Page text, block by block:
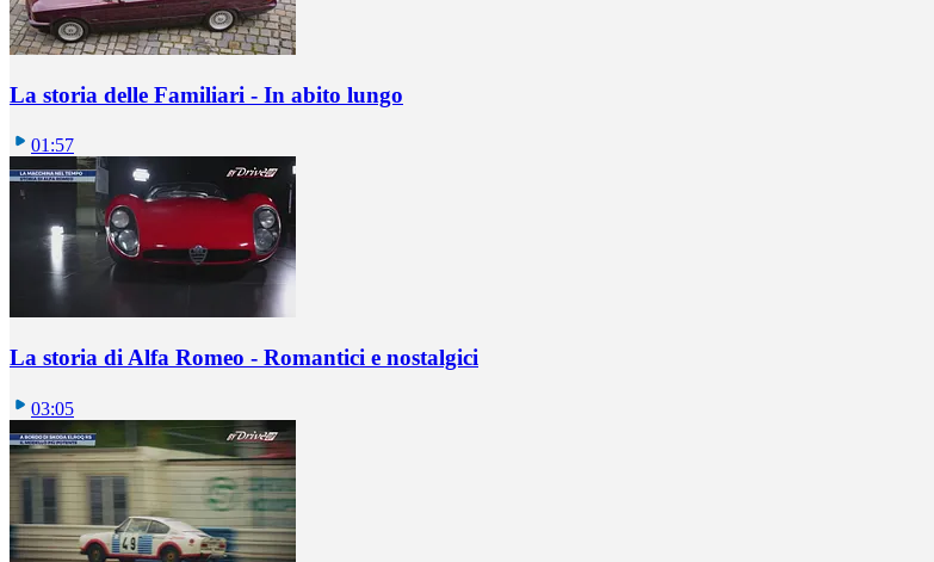
La storia delle Familiari - In abito lungo
01:57
La storia di Alfa Romeo - Romantici e nostalgici
03:05